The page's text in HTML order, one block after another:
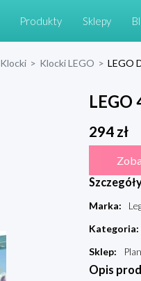
Produkty Sklepy
Klocki > Klocki LEGO > LEGO
LEGO
294zł
Marka:
Kategoria:
Sklep:
Opis